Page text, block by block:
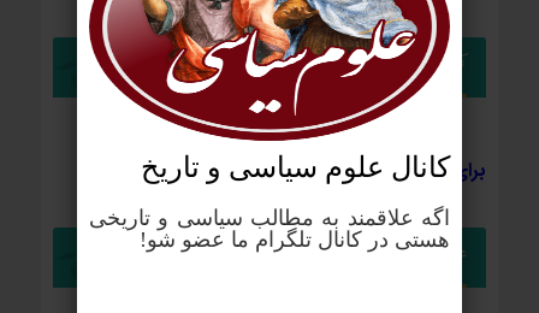
کانال تلگرام علوم سیاسی
برای ورود به کانال علوم سیاسی کلیک کنید
علوم سیاسی
کانال علوم‌ سیاسی و تاریخ
اگه علاقمند به مطالب سیاسی و تاریخی
هستی در کانال تلگرام ما عضو شو!